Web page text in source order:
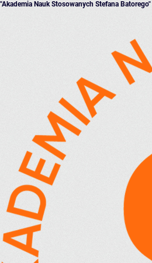
"Akademia Nauk Stosowanych Stefana Batorego"